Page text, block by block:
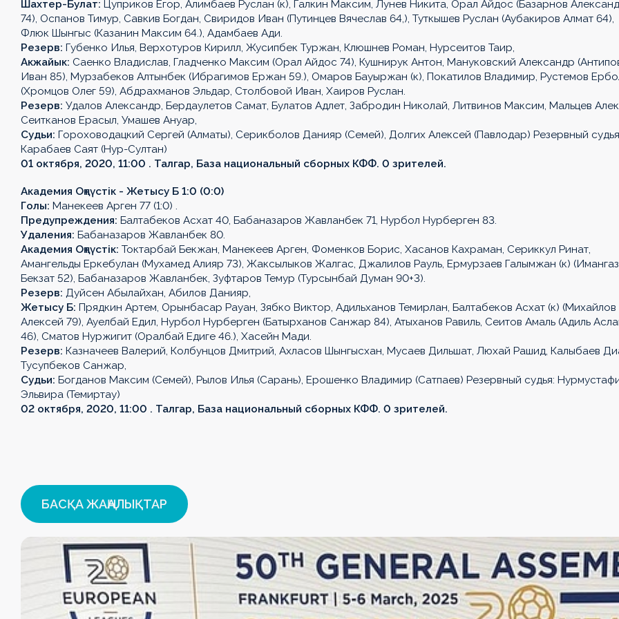
OLIMPBET
ПРЕМЬЕР-
ЛИГА
Жаңалықтар
Күнтізбе
Турнир
кестесі
Клубтар
1XBET
БІРІНШІ
ЛИГА
Жаңалықтар
Күнтізбе
Турнир
кестесі
Клубтар
OLIMPBET
КУБОК
Жаңалықтар
Күнтізбе
Турнир
кестесі
Клубтар
Медиа
ЕКІНШІ
ЛИГА
Жаңалықтар
Күнтізбе
Турнир
кестесі
Клубтар
Медиа
OLIMPBET
СУПЕРКУБОК
Жаңалықтар
Күнтізбе
Турнир
кестесі
Клубтар
Медиа
ӘЙЕЛДЕР
ЛИГАСЫ
Жаңалықтар
Күнтізбе
Турнир
кестесі
Клубтар
Медиа
ӘЙЕЛДЕР
КУБОГЫ
Жаңалықтар
Күнтізбе
Турнир
кестесі
Клубтар
Медиа
1ХВЕТ
ЛИГА
КУБОГЫ
Жаңалықтар
Күнтізбе
Турнир
кестесі
Клубтар
Басшылық
Шахтер-Булат: Цуприков Егор, Алимбаев Руслан (к), Галкин Максим, Лунев Никита, Орал Айдос (Базарнов
74), Оспанов Тимур, Савкив Богдан, Свиридов Иван (Путинцев Вячеслав 64,), Туткышев Руслан (Аубакиров Алмат 64),
Флюк Шынгыс (Казанин Максим 64.), Адамбаев Ади.
Резерв: Губенко Илья, Верхотуров Кирилл, Жусипбек Туржан, Клюшнев Роман, Нурсеитов Таир,
Акжайык: Саенко Владислав, Гладченко Максим (Орал Айдос 74), Кушнирук Антон, Мануковский Александр
Иван 85), Мурзабеков Алтынбек (Ибрагимов Ержан 59.), Омаров Бауыржан (к), Покатилов Владимир, Рустемов
(Хромцов Олег 59), Абдрахманов Эльдар, Столбовой Иван, Хаиров Руслан.
Резерв: Удалов Александр, Бердаулетов Самат, Булатов Адлет, Забродин Николай, Литвинов Максим, Мальцев
Сеитканов Ерасыл, Умашев Ануар,
Судьи: Гороховодацкий Сергей (Алматы), Серикболов Данияр (Семей), Долгих Алексей (Павлодар) Резервный
Карабаев Саят (Нур-Султан)
01 октября, 2020, 11:00 . Талгар, База национальный сборных КФФ. 0 зрителей.
Академия Оңтүстік - Жетысу Б 1:0 (0:0)
Голы: Манекеев Арген 77 (1:0) .
Предупреждения: Балтабеков Асхат 40, Бабаназаров Жавланбек 71, Нурбол Нурберген 83.
Удаления: Бабаназаров Жавланбек 80.
Академия Оңтүстік: Токтарбай Бекжан, Манекеев Арген, Фоменков Борис, Хасанов Кахраман, Сериккул Ринат,
Амангельды Еркебулан (Мухамед Алияр 73), Жаксылыков Жалгас, Джалилов Рауль, Ермурзаев Галымжан (к)
Бекзат 52), Бабаназаров Жавланбек, Зуфтаров Темур (Турсынбай Думан 90+3).
Резерв: Дуйсен Абылайхан, Абилов Данияр,
Жетысу Б: Прядкин Артем, Орынбасар Рауан, Зябко Виктор, Адильханов Темирлан, Балтабеков Асхат (к) (Михайлов
Алексей 79), Ауелбай Едил, Нурбол Нурберген (Батырханов Санжар 84), Атыханов Равиль, Сеитов Амаль (Адиль
46), Сматов Нуржигит (Оралбай Едиге 46.), Хасейн Мади.
Резерв: Казначеев Валерий, Колбунцов Дмитрий, Ахласов Шынгысхан, Мусаев Дильшат, Люхай Рашид, Калыбаев
Тусупбеков Санжар,
Судьи: Богданов Максим (Семей), Рылов Илья (Сарань), Ерошенко Владимир (Сатпаев) Резервный судья:
Эльвира (Темиртау)
02 октября, 2020, 11:00 . Талгар, База национальный сборных КФФ. 0 зрителей.
БАСҚА ЖАҢАЛЫҚТАР